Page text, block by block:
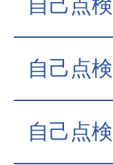
自己点
自己点
自己点